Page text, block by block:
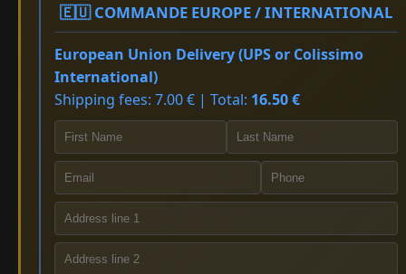
🇪🇺 COMMANDE EUROPE / INTERNATIONAL
European Union Delivery (UPS or Colissimo
International)
Shipping fees: 7.00 € | Total: 16.50 €